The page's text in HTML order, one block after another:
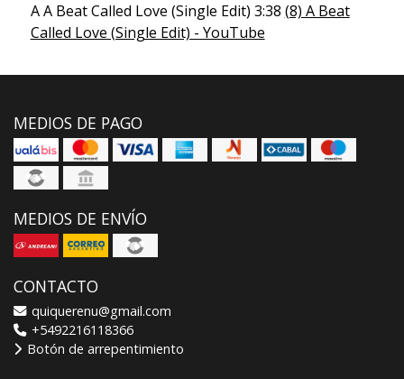
A A Beat Called Love (Single Edit) 3:38 (8) A Beat
Called Love (Single Edit) - YouTube
MEDIOS DE PAGO
MEDIOS DE ENVÍO
CONTACTO
quiquerenu@gmail.com
+5492216118366
Botón de arrepentimiento